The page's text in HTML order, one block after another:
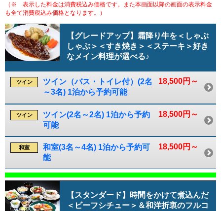
（※ 表示した料金は消費税込み価格です。また本画面以降の画面の表示料金
も全て消費税込み価格となります。）
【グレードアップ】霜降り牛を＜しゃぶ
しゃぶ＞＜すき焼き＞＜ステーキ＞好き
なメイン料理が選べる♪
18,500円～
ツイン
ツイン（バス・トイレ付）(2名
～3名) 1泊から予約可能
18,500円～
ツイン
ツイン(2名～2名) 1泊から予約
可能
18,500円～
和室
和室(3名～4名) 1泊から予約可
能
【スタンダード】時間をかけて煮込んだ
＜ビーフシチュー＞＆和洋折衷のフルコ